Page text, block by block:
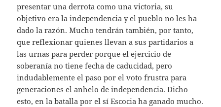
presentar una derrota como una victoria, su
objetivo era la independencia y el pueblo no les ha
dado la razón. Mucho tendrán también, por tanto,
que reflexionar quienes llevan a sus partidarios a
las urnas para perder porque el ejercicio de
soberanía no tiene fecha de caducidad, pero
indudablemente el paso por el voto frustra para
generaciones el anhelo de independencia. Dicho
esto, en la batalla por el sí Escocia ha ganado mucho.